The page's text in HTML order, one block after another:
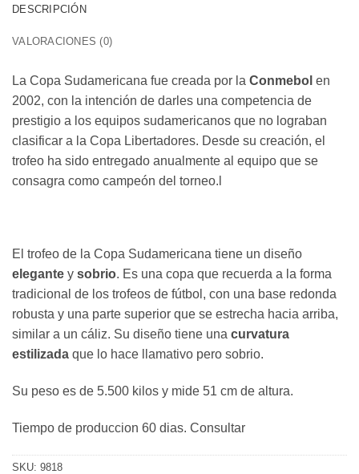
DESCRIPCIÓN
VALORACIONES (0)
La Copa Sudamericana fue creada por la Conmebol en
2002, con la intención de darles una competencia de
prestigio a los equipos sudamericanos que no lograban
clasificar a la Copa Libertadores. Desde su creación, el
trofeo ha sido entregado anualmente al equipo que se
consagra como campeón del torneo.l
El trofeo de la Copa Sudamericana tiene un diseño
elegante y sobrio. Es una copa que recuerda a la forma
tradicional de los trofeos de fútbol, con una base redonda
robusta y una parte superior que se estrecha hacia arriba,
similar a un cáliz. Su diseño tiene una curvatura
estilizada que lo hace llamativo pero sobrio.
Su peso es de 5.500 kilos y mide 51 cm de altura.
Tiempo de produccion 60 dias. Consultar
SKU: 9818